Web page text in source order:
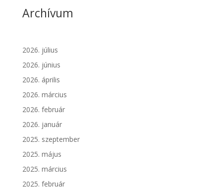
Archívum
2026. július
2026. június
2026. április
2026. március
2026. február
2026. január
2025. szeptember
2025. május
2025. március
2025. február